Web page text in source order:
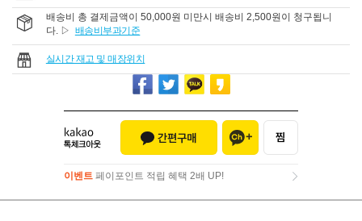
배송비 총 결제금액이 50,000원 미만시 배송비 2,500원이 청구됩니
다. ▷ 배송비부과기준
실시간 재고 및 매장위치
이벤트 페이포인트 적립 혜택 2배 UP!
이벤트페이포인트 적립 혜택 2배 UP!